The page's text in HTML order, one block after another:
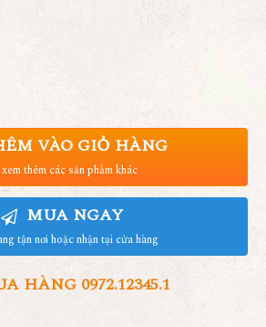
VÀO GIỎ HÀNG
thêm các sản phẩm khác
MUA NGAY
tận nơi hoặc nhận tại cửa hàng
HÀNG 0972.12345.1